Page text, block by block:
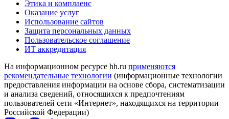
Этика и комплаенс
Оказание услуг
Использование сайтов
Защита персональных данных
Пользовательское соглашение
ИТ аккредитация
На информационном ресурсе hh.ru применяются
рекомендательные технологии (информационные технологии
предоставления информации на основе сбора, систематизации
и анализа сведений, относящихся к предпочтениям
пользователей сети «Интернет», находящихся на территории
Российской Федерации)